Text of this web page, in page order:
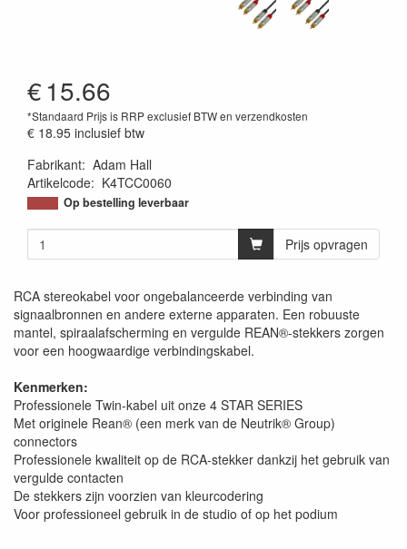
€15.66
*Standaard Prijs is RRP exclusief BTW en verzendkosten
€ 18.95 inclusief btw
Fabrikant: Adam Hall
Artikelcode: K4TCC0060
Op bestelling leverbaar
Prijs opvragen
RCA stereokabel voor ongebalanceerde verbinding van
signaalbronnen en andere externe apparaten. Een robuuste
mantel, spiraalafscherming en vergulde REAN®-stekkers zorgen
voor een hoogwaardige verbindingskabel.
Kenmerken:
Professionele Twin-kabel uit onze 4 STAR SERIES
Met originele Rean® (een merk van de Neutrik® Group)
connectors
Professionele kwaliteit op de RCA-stekker dankzij het gebruik van
vergulde contacten
De stekkers zijn voorzien van kleurcodering
Voor professioneel gebruik in de studio of op het podium